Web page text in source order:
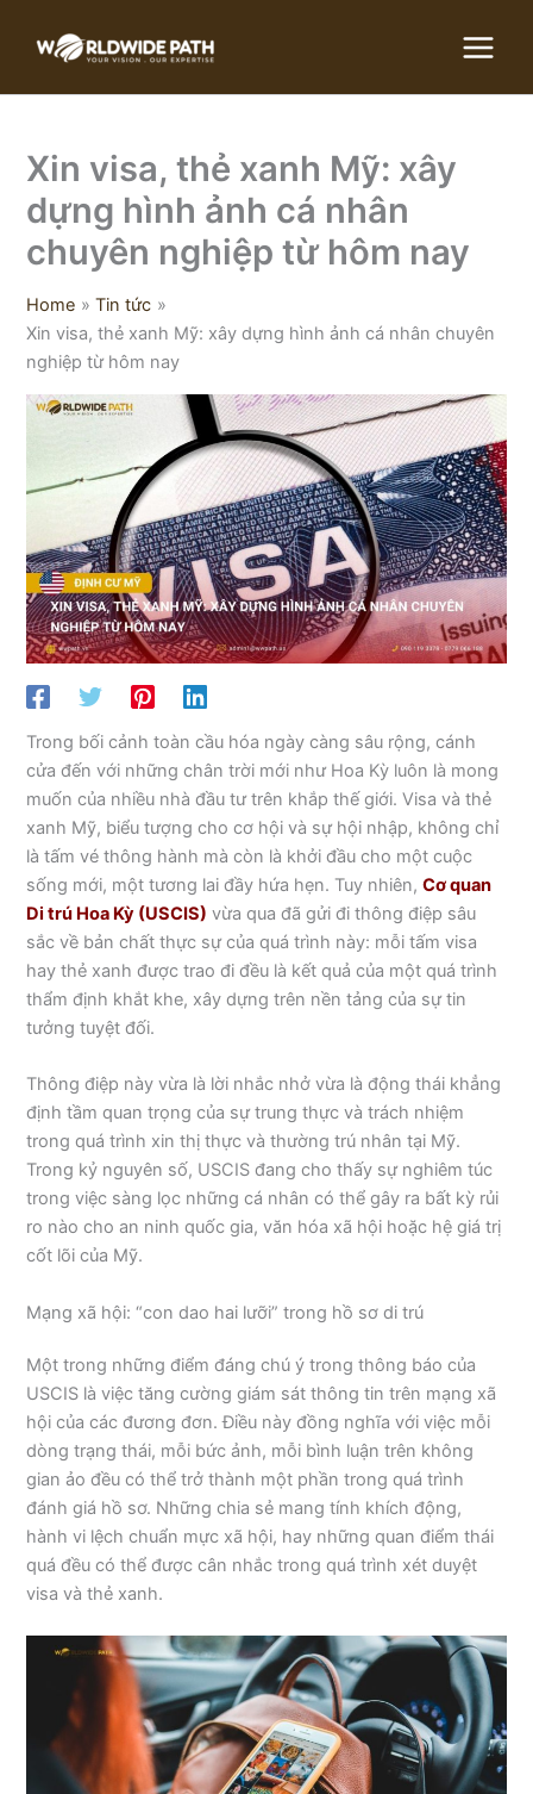
Xin visa, thẻ xanh Mỹ: xây
dựng hình ảnh cá nhân
chuyên nghiệp từ hôm nay
Home
Tin tức
Xin visa, thẻ xanh Mỹ: xây dựng hình ảnh cá nhân chuyên
nghiệp từ hôm nay
Trong bối cảnh toàn cầu hóa ngày càng sâu rộng, cánh
cửa đến với những chân trời mới như Hoa Kỳ luôn là mong
muốn của nhiều nhà đầu tư trên khắp thế giới. Visa và thẻ
xanh Mỹ, biểu tượng cho cơ hội và sự hội nhập, không chỉ
là tấm vé thông hành mà còn là khởi đầu cho một cuộc
sống mới, một tương lai đầy hứa hẹn. Tuy nhiên,Cơ quan
Di trú Hoa Kỳ (USCIS) vừa qua đã gửi đi thông điệp sâu
sắc về bản chất thực sự của quá trình này: mỗi tấm visa
hay thẻ xanh được trao đi đều là kết quả của một quá trình
thẩm định khắt khe, xây dựng trên nền tảng của sự tin
tưởng tuyệt đối.
Thông điệp này vừa là lời nhắc nhở vừa là động thái khẳng
định tầm quan trọng của sự trung thực và trách nhiệm
trong quá trình xin thị thực và thường trú nhân tại Mỹ.
Trong kỷ nguyên số, USCIS đang cho thấy sự nghiêm túc
trong việc sàng lọc những cá nhân có thể gây ra bất kỳ rủi
ro nào cho an ninh quốc gia, văn hóa xã hội hoặc hệ giá trị
cốt lõi của Mỹ.
Mạng xã hội: “con dao hai lưỡi” trong hồ sơ di trú
Một trong những điểm đáng chú ý trong thông báo của
USCIS là việc tăng cường giám sát thông tin trên mạng xã
hội của các đương đơn. Điều này đồng nghĩa với việc mỗi
dòng trạng thái, mỗi bức ảnh, mỗi bình luận trên không
gian ảo đều có thể trở thành một phần trong quá trình
đánh giá hồ sơ. Những chia sẻ mang tính khích động,
hành vi lệch chuẩn mực xã hội, hay những quan điểm thái
quá đều có thể được cân nhắc trong quá trình xét duyệt
visa và thẻ xanh.